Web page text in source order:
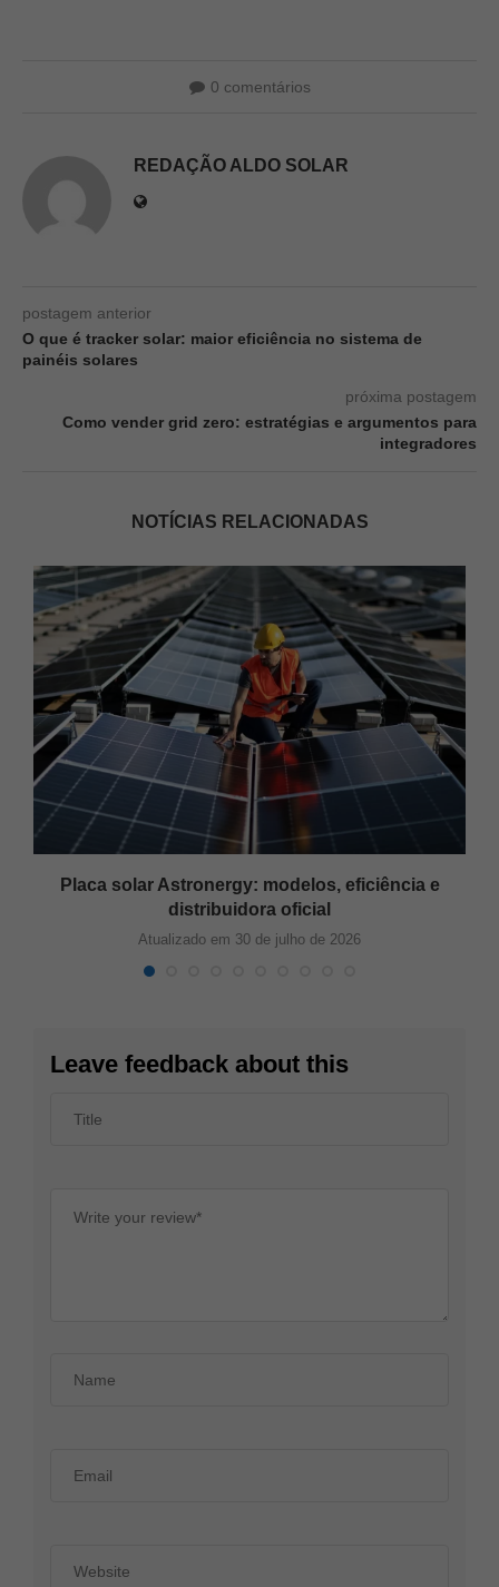
0 comentários
REDAÇÃO ALDO SOLAR
postagem anterior
O que é tracker solar: maior eficiência no sistema de
painéis solares
próxima postagem
Como vender grid zero: estratégias e argumentos para
integradores
NOTÍCIAS RELACIONADAS
Placa solar Astronergy: modelos, eficiência e
distribuidora oficial
Atualizado em 30 de julho de 2026
Leave feedback about this